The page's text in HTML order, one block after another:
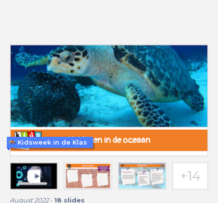
August 2022- 18 slides
Kidsweek in de Klas